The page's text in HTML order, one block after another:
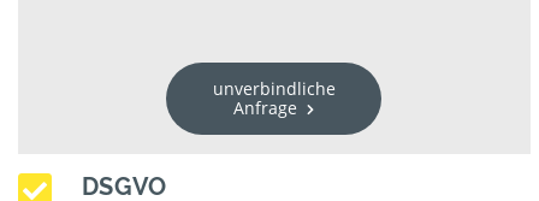
unverbindliche
Anfrage
DSGVO